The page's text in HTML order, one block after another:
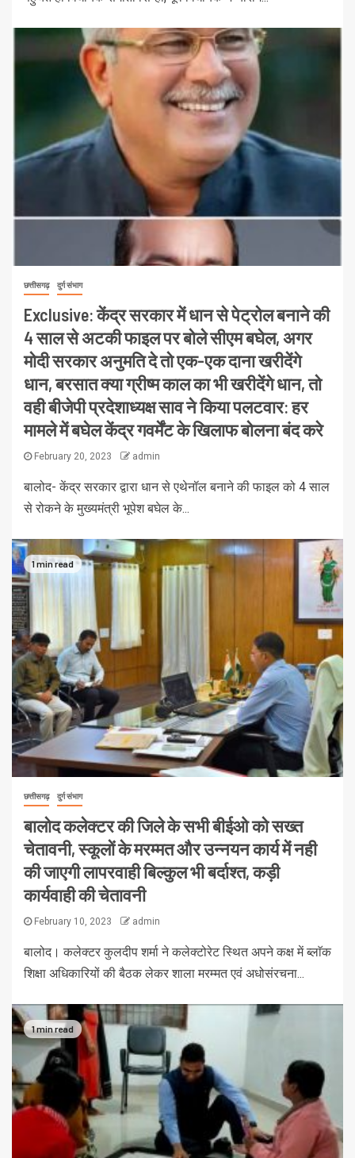
छत्तीसगढ़ दुर्ग संभाग
Exclusive: केंद्र सरकार में धान से पेट्रोल बनाने की
4 साल से अटकी फाइल पर बोले सीएम बघेल, अगर
मोदी सरकार अनुमति दे तो एक-एक दाना खरीदेंगे
धान, बरसात क्या ग्रीष्म काल का भी खरीदेंगे धान, तो
वही बीजेपी प्रदेशाध्यक्ष साव ने किया पलटवार: हर
मामले में बघेल केंद्र गवर्मेंट के खिलाफ बोलना बंद करे
February 20, 2023 admin
बालोद- केंद्र सरकार द्वारा धान से एथेनॉल बनाने की फाइल को 4 साल
से रोकने के मुख्यमंत्री भूपेश बघेल के...
1 min read
छत्तीसगढ़ दुर्ग संभाग
बालोद कलेक्टर की जिले के सभी बीईओ को सख्त
चेतावनी, स्कूलों के मरम्मत और उन्नयन कार्य में नही
की जाएगी लापरवाही बिल्कुल भी बर्दाश्त, कड़ी
कार्यवाही की चेतावनी
February 10, 2023 admin
बालोद। कलेक्टर कुलदीप शर्मा ने कलेक्टोरेट स्थित अपने कक्ष में ब्लाॅक
शिक्षा अधिकारियों की बैठक लेकर शाला मरम्मत एवं अधोसंरचना...
1 min read